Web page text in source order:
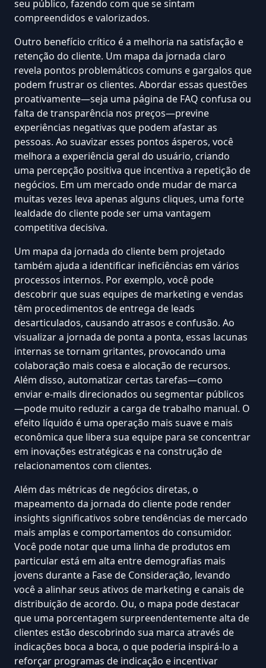
seu público, fazendo com que se sintam
compreendidos e valorizados.
Outro benefício crítico é a melhoria na satisfação e
retenção do cliente. Um mapa da jornada claro
revela pontos problemáticos comuns e gargalos que
podem frustrar os clientes. Abordar essas questões
proativamente—seja uma página de FAQ confusa ou
falta de transparência nos preços—previne
experiências negativas que podem afastar as
pessoas. Ao suavizar esses pontos ásperos, você
melhora a experiência geral do usuário, criando
uma percepção positiva que incentiva a repetição de
negócios. Em um mercado onde mudar de marca
muitas vezes leva apenas alguns cliques, uma forte
lealdade do cliente pode ser uma vantagem
competitiva decisiva.
Um mapa da jornada do cliente bem projetado
também ajuda a identificar ineficiências em vários
processos internos. Por exemplo, você pode
descobrir que suas equipes de marketing e vendas
têm procedimentos de entrega de leads
desarticulados, causando atrasos e confusão. Ao
visualizara jornada de ponta a ponta, essas lacunas
internas se tornam gritantes, provocando uma
colaboração mais coesa e alocação de recursos.
Além disso, automatizar certas tarefas—como
enviar e-mails direcionados ou segmentar públicos
—pode muito reduzir a carga de trabalho manual. O
efeito líquido é uma operação mais suave e mais
econômica que libera sua equipe para se concentrar
em inovações estratégicas e na construção de
relacionamentos com clientes.
Além das métricas de negócios diretas, o
mapeamento da jornada do cliente pode render
insights significativos sobre tendências de mercado
mais amplas e comportamentos do consumidor.
Você pode notar que uma linha de produtos em
particular está em alta entre demografias mais
jovens durante a Fase de Consideração, levando
você a alinhar seus ativos de marketing e canais de
distribuição de acordo. Ou, o mapa pode destacar
que uma porcentagem surpreendentemente alta de
clientes estão descobrindo sua marca através de
indicações boca a boca, o que poderia inspirá-lo a
reforçar programas de indicação e incentivar